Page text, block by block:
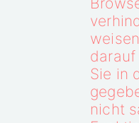
Sie in
nicht